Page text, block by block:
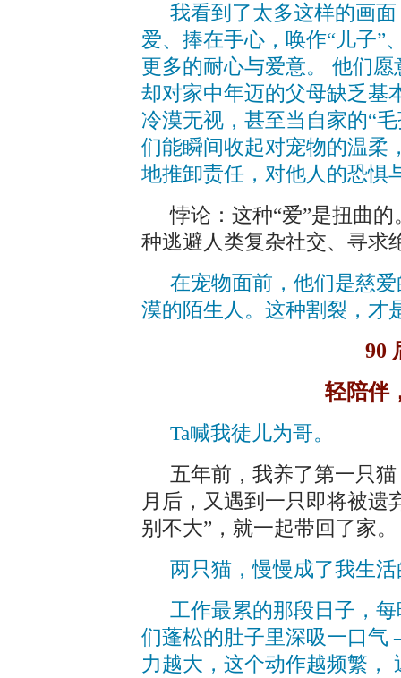
我看到了太多这样的画
爱、捧在手心，唤作“儿子”
更多的耐心与爱意。 他们
却对家中年迈的父母缺乏基
冷漠无视，甚至当自家的“
们能瞬间收起对宠物的温柔
地推卸责任，对他人的恐惧
悖论：这种“爱”是扭曲
种逃避人类复杂社交、寻求
在宠物面前，他们是慈
漠的陌生人。这种割裂，才
90
轻陪伴
Ta喊我徒儿为哥。
五年前，我养了第一只
月后，又遇到一只即将被遗
别不大”，就一起带回了家。
两只猫，慢慢成了我生
工作最累的那段日子，
们蓬松的肚子里深吸一口
力越大，这个动作越频繁，